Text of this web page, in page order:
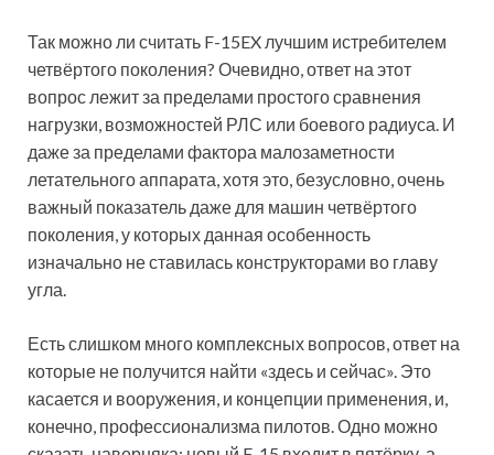
Так можно ли считать F-15EX лучшим истребителем
четвёртого поколения? Очевидно, ответ на этот
вопрос лежит за пределами простого сравнения
нагрузки, возможностей РЛС или боевого радиуса. И
даже за пределами фактора малозаметности
летательного аппарата, хотя это, безусловно, очень
важный показатель даже для машин четвёртого
поколения, у которых данная особенность
изначально не ставилась конструкторами во главу
угла.
Есть слишком много комплексных вопросов, ответ на
которые не получится найти «здесь и сейчас». Это
касается и вооружения, и концепции применения, и,
конечно, профессионализма пилотов. Одно можно